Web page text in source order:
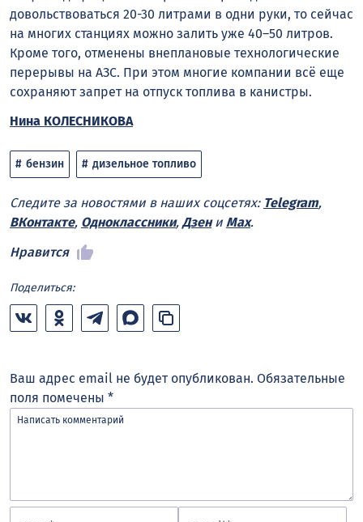
довольствоваться 20-30 литрами в одни руки, то сейчас
на многих станциях можно залить уже 40–50 литров.
Кроме того, отменены внеплановые технологические
перерывы на АЗС. При этом многие компании всё еще
сохраняют запрет на отпуск топлива в канистры.
Нина КОЛЕСНИКОВА
бензин дизельное топливо
Следите за новостями в наших соцсетях: Telegram,
ВКонтакте, Одноклассники, Дзени Max.
Нравится
Поделиться:
Ваш адрес email не будет опубликован. Обязательные
поля помечены *